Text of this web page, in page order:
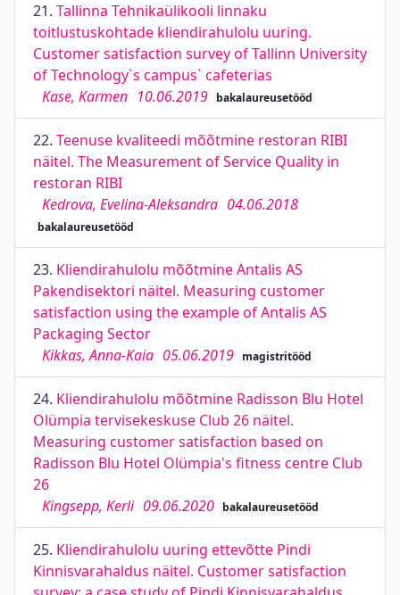
21. Tallinna Tehnikaülikooli linnaku
toitlustuskohtade kliendirahulolu uuring.
Customer satisfaction survey of Tallinn University
of Technology`s campus` cafeterias
Kase, Karmen 10.06.2019 bakalaureusetööd
22. Teenuse kvaliteedi mõõtmine restoran RIBI
näitel. The Measurement of Service Quality in
restoran RIBI
Kedrova, Evelina-Aleksandra 04.06.2018
bakalaureusetööd
23. Kliendirahulolu mõõtmine Antalis AS
Pakendisektori näitel. Measuring customer
satisfaction using the example of Antalis AS
Packaging Sector
Kikkas, Anna-Kaia 05.06.2019 magistritööd
24. Kliendirahulolu mõõtmine Radisson Blu Hotel
Olümpia tervisekeskuse Club 26 näitel.
Measuring customer satisfaction based on
Radisson Blu Hotel Olümpia's fitness centre Club
26
Kingsepp, Kerli 09.06.2020 bakalaureusetööd
25. Kliendirahulolu uuring ettevõtte Pindi
Kinnisvarahaldus näitel. Customer satisfaction